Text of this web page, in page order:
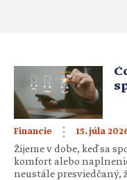
Financie 15. júla
Žijeme v dobe, keď sa
komfort alebo
neustále presviedčaný,